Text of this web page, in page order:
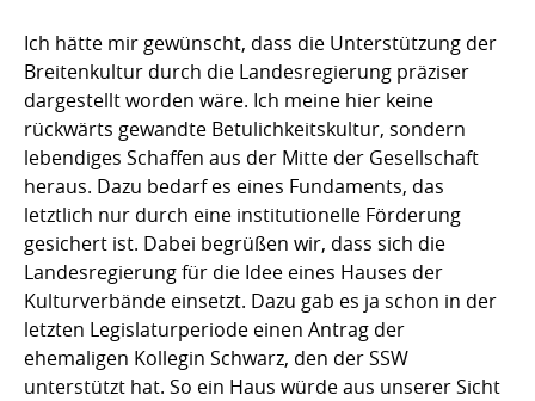
Ich hätte mir gewünscht, dass die Unterstützung der
Breitenkultur durch die Landesregierung präziser
dargestellt worden wäre. Ich meine hier keine
rückwärts gewandte Betulichkeitskultur, sondern
lebendiges Schaffen aus der Mitte der Gesellschaft
heraus. Dazu bedarf es eines Fundaments, das
letztlich nur durch eine institutionelle Förderung
gesichert ist. Dabei begrüßen wir, dass sich die
Landesregierung für die Idee eines Hauses der
Kulturverbände einsetzt. Dazu gab es ja schon in der
letzten Legislaturperiode einen Antrag der
ehemaligen Kollegin Schwarz, den der SSW
unterstützt hat. So ein Haus würde aus unserer Sicht